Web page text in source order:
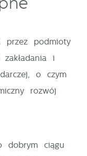
przez podmioty
i
o czym
rozwój
dobrym ciągu
czy
cookies strona,
zakłóceń.
stronie
przez Ciebie
zapewnić Ci